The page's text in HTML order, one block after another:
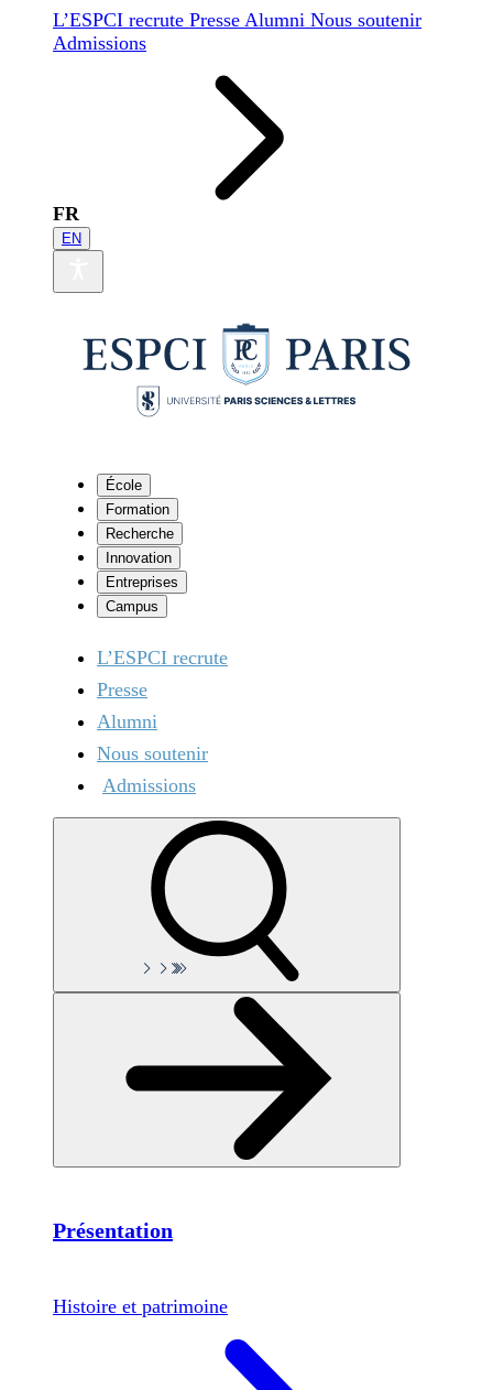
L’ESPCI recrute Presse Alumni Nous soutenir
Admissions
FR
EN
École
Formation
Recherche
Innovation
Entreprises
Campus
L’ESPCI recrute
Presse
Alumni
Nous soutenir
Admissions
Présentation
Histoire et patrimoine